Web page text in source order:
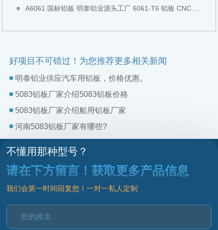
A6061 国标铝板 明泰铝业源头工厂 6061-T6 铝板 CNC 模具加工中厚板全国现货直发可零切
好项目不可错过！为您推荐更多相关新闻
明泰铝业供应汽车用铝板，价格优惠。
5083铝板厂家介绍5083铝板价格
5083铝板厂家介绍船用铝板厂家
河南5083铝板厂家有哪些?
不懂用那种型号？
请在下方留言！获取更多产品信息
我们会第一时间回复您！一对一私人定制